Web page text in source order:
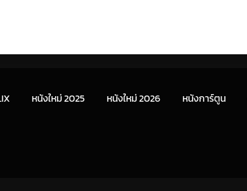
หนังใหม่ 2025 หนังใหม่ 2026 หนังการ์ตูน